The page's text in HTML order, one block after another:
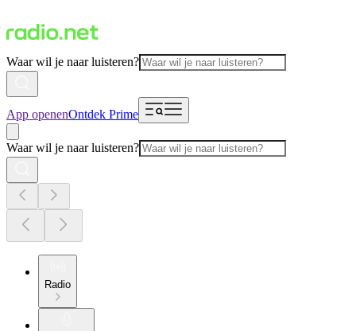
Waar wil je naar luisteren?
App openenOntdek Prime
Waar wil je naar luisteren?
Radio